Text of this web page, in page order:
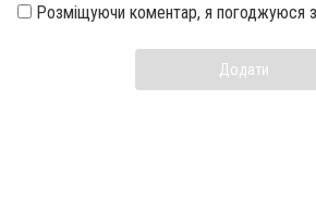
Розміщуючи коментар, я погоджуюся з
Додати